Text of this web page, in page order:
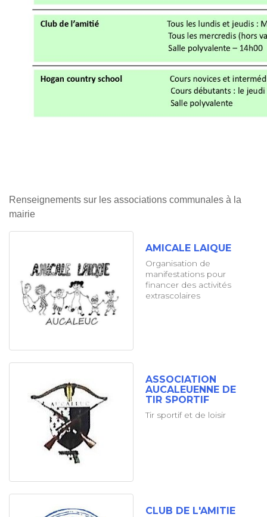
Renseignements sur les associations communales à la
mairie
AMICALE LAIQUE
Organisation de
manifestations pour
financer des activités
extrascolaires
ASSOCIATION
AUCALEUENNE DE
TIR SPORTIF
Tir sportif et de loisir
CLUB DE L'AMITIE